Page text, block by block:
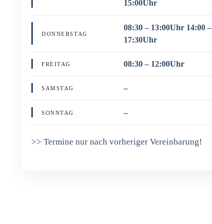
15:00Uhr
DONNERSTAG
08:30 – 13:00Uhr 14:00 –
17:30Uhr
FREITAG 08:30 – 12:00Uhr
SAMSTAG –
SONNTAG –
>> Termine nur nach vorheriger Vereinbarung!